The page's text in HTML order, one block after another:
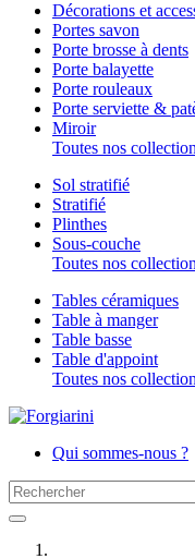
Décorations et
Portes savon
Porte brosse à dents
Porte balayette
Porte rouleaux
Porte serviette &
Miroir
Toutes nos
Sol stratifié
Stratifié
Plinthes
Sous-couche
Toutes nos
Tables céramiques
Table à manger
Table basse
Table d'appoint
Toutes nos
Qui sommes-nous ?